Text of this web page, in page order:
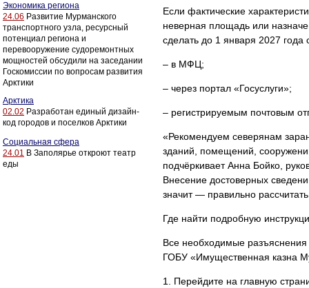
Экономика региона
24.06 Развитие Мурманского
транспортного узла, ресурсный
потенциал региона и
перевооружение судоремонтных
мощностей обсудили на заседании
Госкомиссии по вопросам развития
Арктики
Арктика
02.02 Разработан единый дизайн-
код городов и поселков Арктики
Социальная сфера
24.01 В Заполярье откроют театр
еды
Если фактические
неверная площадь или
сделать до 1 января 2027
– в МФЦ;
– через портал «Госуслуги»;
– регистрируемым почтовым
«Рекомендуем северянам
зданий, помещений,
подчёркивает Анна Бойко,
Внесение достоверных
значит — правильно
Где найти подробную
Все необходимые
ГОБУ «Имущественная казна
1. Перейдите на главную